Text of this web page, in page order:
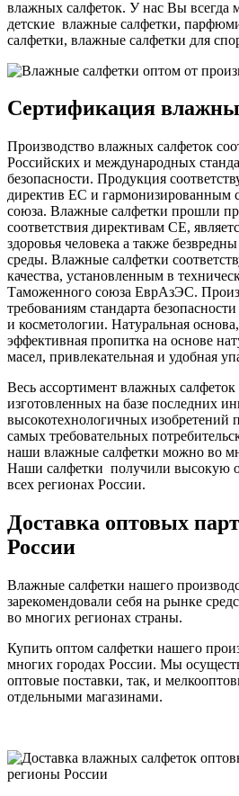
влажных салфеток. У нас Вы всегда
детские влажные салфетки,
салфетки, влажные салфетки для
Сертификация
Производство влажных салфеток
Российских и международных
безопасности. Продукция
директив ЕС и гармонизированным
союза. Влажные салфетки прошли
соответствия директивам CE,
здоровья человека а также
среды. Влажные салфетки
качества, установленным в
Таможенного союза ЕврАзЭС.
требованиям стандарта
и косметологии. Натуральная
эффективная пропитка на основе
масел, привлекательная и удобная
Весь ассортимент влажных салфеток
изготовленных на базе последних
высокотехнологичных изобретений
самых требовательных
наши влажные салфетки можно во
Наши салфетки получили высокую
всех регионах России.
Доставка оптовых
России
Влажные салфетки нашего
зарекомендовали себя на рынке
во многих регионах страны.
Купить оптом салфетки нашего
многих городах России. Мы
оптовые поставки, так, и
отдельными магазинами.